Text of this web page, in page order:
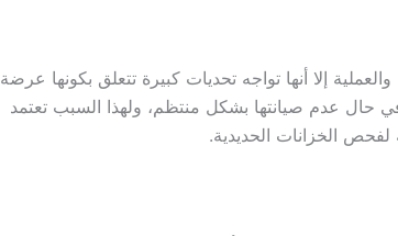
إلا أنها تواجه تحديات كبيرة تتعلق بكونها عرضة
حال عدم صيانتها بشكل منتظم، ولهذا السبب تعتمد
الخزانات الحديدية.